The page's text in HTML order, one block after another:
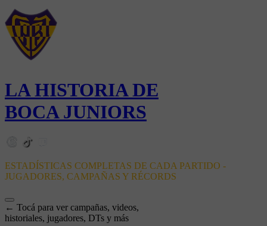
LA HISTORIA DE
BOCA JUNIORS
ESTADÍSTICAS COMPLETAS DE CADA PARTIDO -
JUGADORES, CAMPAÑAS Y RÉCORDS
← Tocá para ver campañas, videos,
historiales, jugadores, DTs y más